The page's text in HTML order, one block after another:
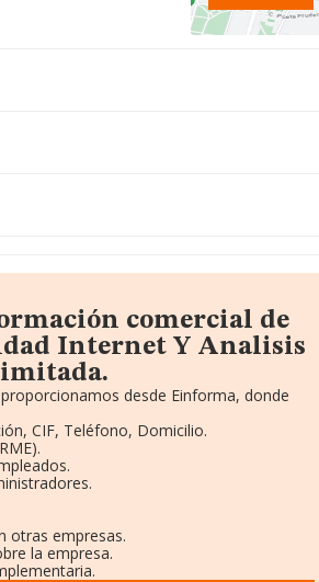
comercial de
Internet Y Analisis
desde Einforma, donde
CIF, Teléfono, Domicilio.
otras empresas.
la empresa.